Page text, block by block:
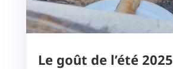
Le goût de l’été 2025